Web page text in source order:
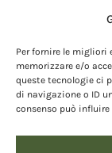
Per fornire le migliori
memorizzare e/o
queste tecnologie ci
di navigazione o ID
consenso può
Glossario
Marchi DOP IGP
Normativa
Consorzi di
Farm To Fork e